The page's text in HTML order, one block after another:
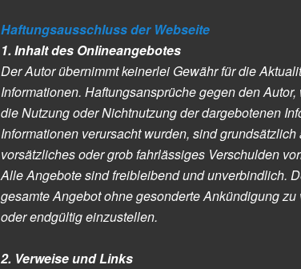
Haftungsausschluss der Webseite
1. Inhalt des Onlineangebotes
Der Autor übernimmt keinerlei Gewähr für die
Informationen. Haftungsansprüche gegen den
die Nutzung oder Nichtnutzung der dargebotenen
Informationen verursacht wurden, sind
vorsätzliches oder grob fahrlässiges Verschulden
Alle Angebote sind freibleibend und unverbindlich.
gesamte Angebot ohne gesonderte Ankündigung
oder endgültig einzustellen.
2. Verweise und Links